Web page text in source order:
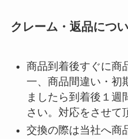
クレーム・返品につ
商品到着後すぐに商
一、商品間違い・初
ましたら到着後１週
さい。対応をさせて
交換の際は当社へ商